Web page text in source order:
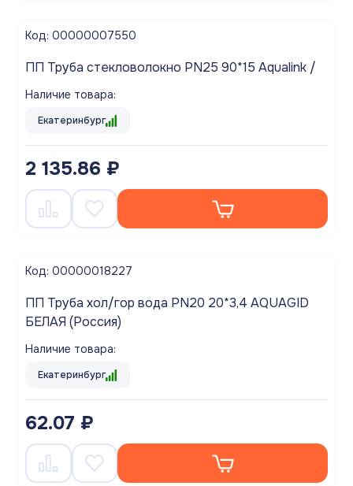
Код: 00000007550
ПП Труба стекловолокно PN25 90*15 Aqualink /
Наличие товара:
Екатеринбург
2 135.86 ₽
Код: 00000018227
ПП Труба хол/гор вода PN20 20*3,4 AQUAGID
БЕЛАЯ (Россия)
Наличие товара:
Екатеринбург
62.07 ₽